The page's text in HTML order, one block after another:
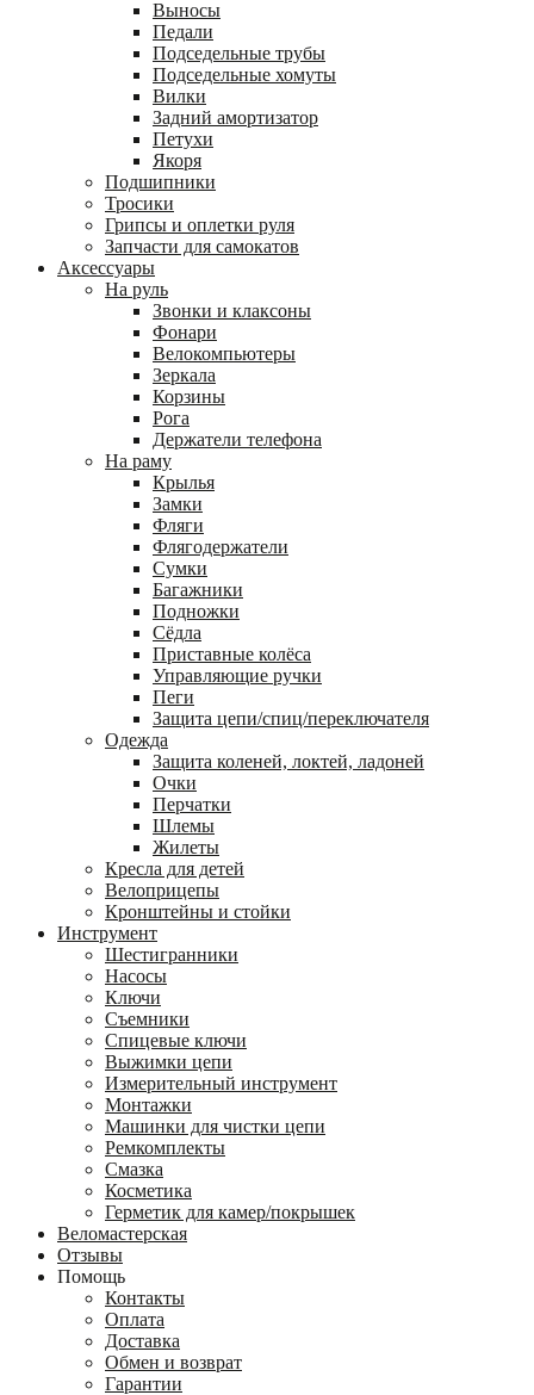
Выносы
Педали
Подседельные трубы
Подседельные хомуты
Вилки
Задний амортизатор
Петухи
Якоря
Подшипники
Тросики
Грипсы и оплетки руля
Запчасти для самокатов
Аксессуары
На руль
Звонки и клаксоны
Фонари
Велокомпьютеры
Зеркала
Корзины
Рога
Держатели телефона
На раму
Крылья
Замки
Фляги
Флягодержатели
Сумки
Багажники
Подножки
Сёдла
Приставные колёса
Управляющие ручки
Пеги
Защита цепи/спиц/переключателя
Одежда
Защита коленей, локтей, ладоней
Очки
Перчатки
Шлемы
Жилеты
Кресла для детей
Велоприцепы
Кронштейны и стойки
Инструмент
Шестигранники
Насосы
Ключи
Съемники
Спицевые ключи
Выжимки цепи
Измерительный инструмент
Монтажки
Машинки для чистки цепи
Ремкомплекты
Смазка
Косметика
Герметик для камер/покрышек
Веломастерская
Отзывы
Помощь
Контакты
Оплата
Доставка
Обмен и возврат
Гарантии